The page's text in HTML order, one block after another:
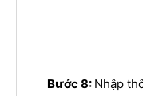
Bước 8: Nhập